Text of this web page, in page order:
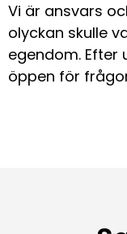
Vi är ansvars
olyckan skulle
egendom.
öppen för